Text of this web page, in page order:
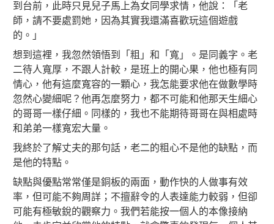
到台前，此時只見兒子馬上為女同學求情，他說：「老
師，請不要處罰她，因為其實我還滿喜歡玩這個遊戲
的。」
想到這裡，我忽然領悟到「粗」和「寬」。是同義字。老
二待人寬厚，不跟人計較，是班上的開心果，他也極有同
情心，他有這麼寬容的一顆心，我怎能要求他在做數學時
忽然心變細呢？他再怎麼努力，都不可能和他那天生細心
的哥哥一樣仔細。同樣的，我也不能期待哥哥在與相處時
和弟弟一樣寬宏大量。
我終於了解丈夫的那句話，老二的粗心不是他的缺點，而
是他的特點。
缺點與優點常常僅是銅板的兩面，動作快的人做事有效
率，但可能不夠周詳；不擅辭令的人表達能力較弱，但卻
可能有極敏銳的觀察力。我們若能按一個人的本像接納